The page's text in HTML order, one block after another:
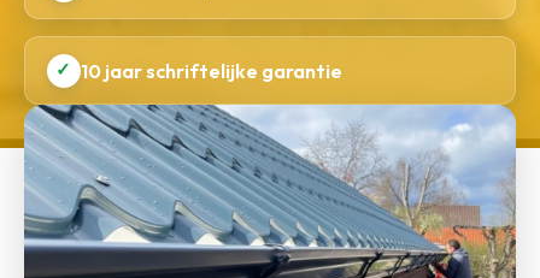
✓ 10 jaar schriftelijke garantie